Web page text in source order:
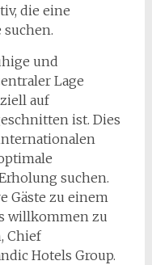
die eine
und
Lage
auf
ist. Dies
suchen.
Gäste zu einem
willkommen zu
Chief
Hotels Group.